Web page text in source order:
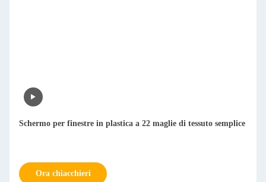
Schermo per finestre in plastica a 22 maglie di tessuto semplice
Ora chiacchieri